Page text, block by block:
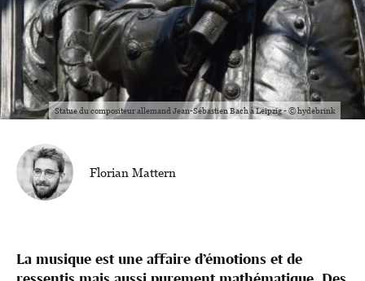
Statue du compositeur allemand Jean-Sébastien Bach à Leipzig - © hydebrink
Florian Mattern
La musique est une affaire d’émotions et de